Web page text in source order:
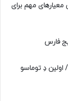
مهم برای
فارس
اولین دِ توماسو